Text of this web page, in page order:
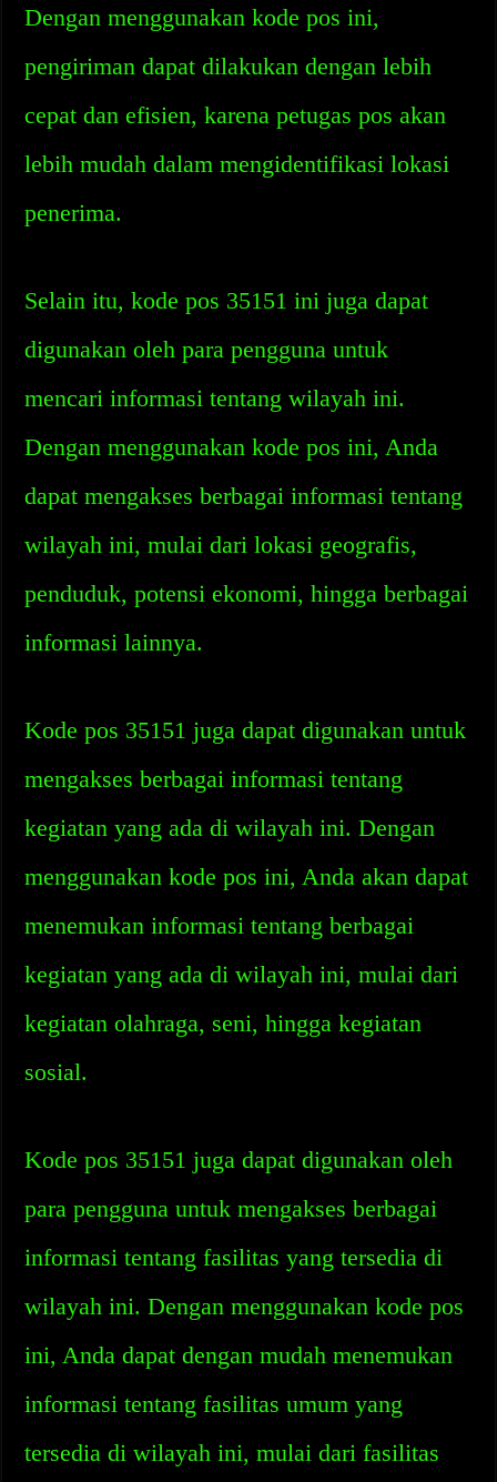
Dengan menggunakan kode pos ini,
pengiriman dapat dilakukan dengan lebih
cepat dan efisien, karena petugas pos akan
lebih mudah dalam mengidentifikasi lokasi
penerima.
Selain itu, kode pos 35151 ini juga dapat
digunakan oleh para pengguna untuk
mencari informasi tentang wilayah ini.
Dengan menggunakan kode pos ini, Anda
dapat mengakses berbagai informasi tentang
wilayah ini, mulai dari lokasi geografis,
penduduk, potensi ekonomi, hingga berbagai
informasi lainnya.
Kode pos 35151 juga dapat digunakan untuk
mengakses berbagai informasi tentang
kegiatan yang ada di wilayah ini. Dengan
menggunakan kode pos ini, Anda akan dapat
menemukan informasi tentang berbagai
kegiatan yang ada di wilayah ini, mulai dari
kegiatan olahraga, seni, hingga kegiatan
sosial.
Kode pos 35151 juga dapat digunakan oleh
para pengguna untuk mengakses berbagai
informasi tentang fasilitas yang tersedia di
wilayah ini. Dengan menggunakan kode pos
ini, Anda dapat dengan mudah menemukan
informasi tentang fasilitas umum yang
tersedia di wilayah ini, mulai dari fasilitas